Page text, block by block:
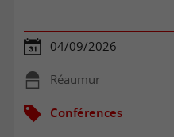
04/09/2026
Réaumur
Conférences